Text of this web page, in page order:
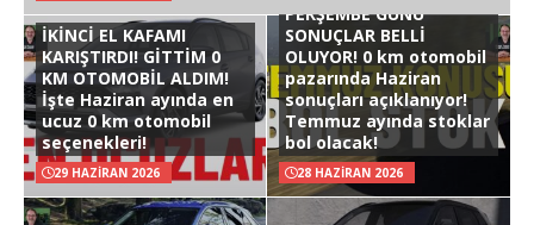
İKİNCİ EL KAFAMI
KARIŞTIRDI! GİTTİM 0
KM OTOMOBİL ALDIM!
İşte Haziran ayında en
ucuz 0 km otomobil
seçenekleri!
29 HAZIRAN 2026
PERŞEMBE GÜNÜ
SONUÇLAR BELLİ
OLUYOR! 0 km otomobil
pazarında Haziran
sonuçları açıklanıyor!
Temmuz ayında stoklar
bol olacak!
28 HAZIRAN 2026